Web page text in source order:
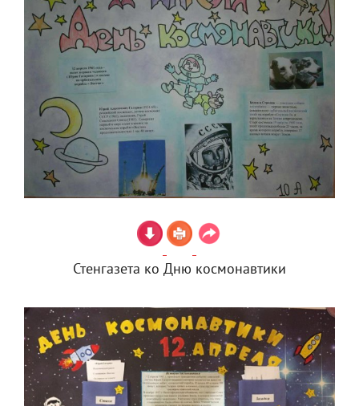
Стенгазета ко Дню космонавтики